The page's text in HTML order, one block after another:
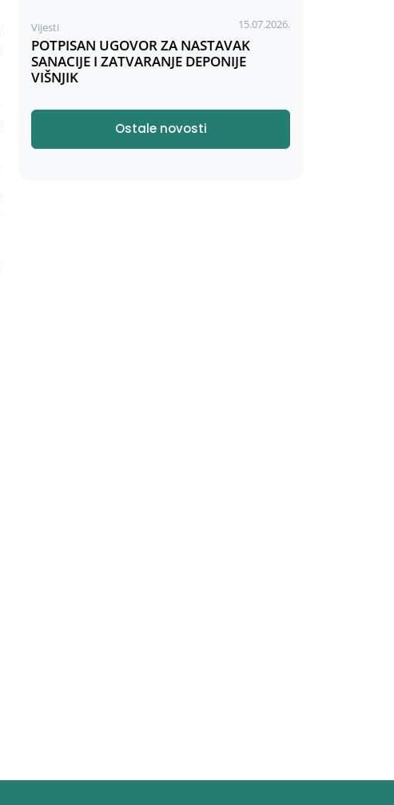
Vijesti 15.07.2026.
POTPISAN UGOVOR ZA NASTAVAK
SANACIJE I ZATVARANJE DEPONIJE
VIŠNJIK
Ostale novosti